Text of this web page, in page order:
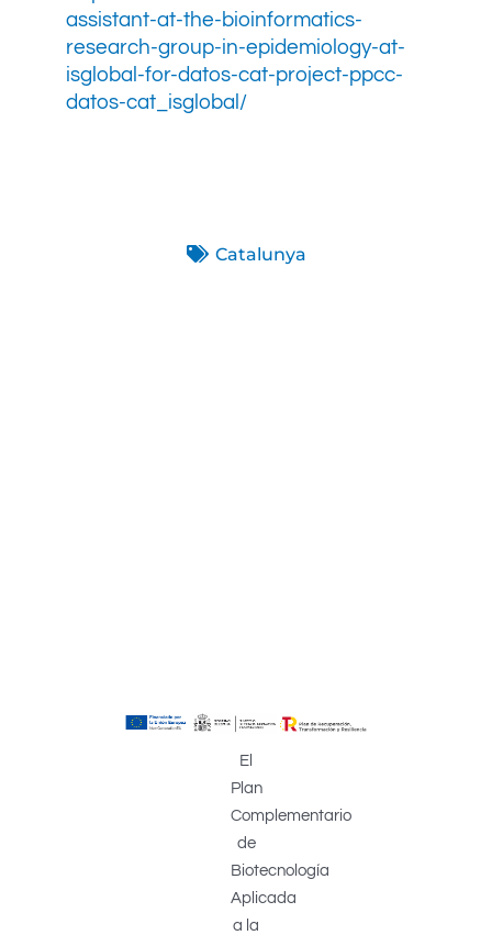
assistant-at-the-bioinformatics-
research-group-in-epidemiology-at-
isglobal-for-datos-cat-project-ppcc-
datos-cat_isglobal/
Catalunya
El
Plan
Complementario
de
Biotecnología
Aplicada
a la